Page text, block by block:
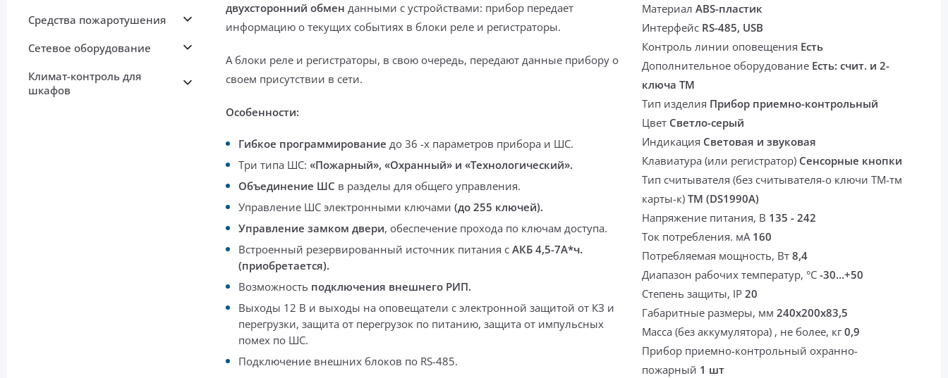
МатериалABS-пластик
Интерфейс RS-485, USB
Контроль линии оповещения Есть
Дополнительное оборудование Есть: счит. и 2-
ключа ТМ
Тип изделия Прибор приемно-контрольный
Цвет Светло-серый
Индикация Световая и звуковая
Клавиатура (или регистратор) Сенсорные кнопки
Тип считывателя (без считывателя-о ключи ТМ-тм
карты-к)ТМ (DS1990A)
Напряжение питания, В 135 - 242
Ток потребления. мА 160
Потребляемая мощность, Вт8,4
Диапазон рабочих температур, °С-30…+50
Степень защиты, IP20
Габаритные размеры, мм240х200х83,5
Масса (без аккумулятора) , не более, кг0,9
Прибор приемно-контрольный охранно-
пожарный 1 шт
двухсторонний обмен данными с устройствами: прибор передает
информацию о текущих событиях в блоки реле и регистраторы.
А блоки реле и регистраторы, в свою очередь, передают данные прибору о
своем присутствии в сети.
Особенности:
Гибкое программирование до 36 -х параметров прибора и ШС.
Три типа ШС: «Пожарный», «Охранный» и «Технологический».
Объединение ШС в разделы для общего управления.
Управление ШС электронными ключами (до 255 ключей).
Управление замком двери, обеспечение прохода по ключам доступа.
Встроенный резервированный источник питания с АКБ 4,5-7А*ч.
(приобретается).
Возможность подключения внешнего РИП.
Выходы 12 В и выходы на оповещатели с электронной защитой от КЗ и
перегрузки, защита от перегрузок по питанию, защита от импульсных
помех по ШС.
Подключение внешних блоков по RS-485.
Средства пожаротушения
Сетевое оборудование
Климат-контроль для
шкафов